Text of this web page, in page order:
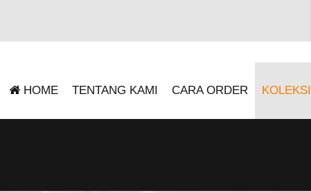
HOME TENTANG KAMI CARA ORDER KOLEKSI